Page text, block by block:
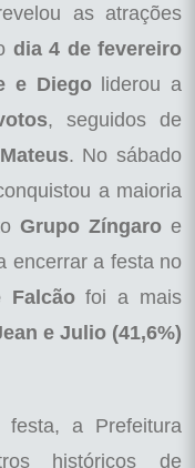
as atrações
dia 4 de fevereiro
e Diegoliderou a
, seguidos de
. No sábado
a maioria
Grupo Zíngaroe
encerrar a festa no
Falcãofoi a mais
e Julio (41,6%)
a Prefeitura
históricos de